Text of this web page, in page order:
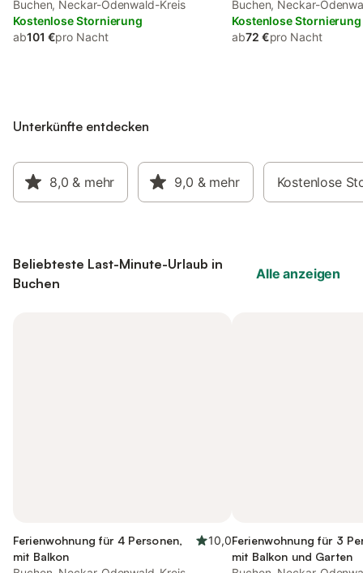
Buchen, Neckar-Odenwald-Kreis
Kostenlose Stornierung
ab101 €pro Nacht
Buchen, Neckar-
Kostenlose Stornierung
ab72 €pro Nacht
Unterkünfte entdecken
8,0 & mehr 9,0 & mehr Kostenlose
Beliebteste Last-Minute-Urlaub in
Buchen
Alle anzeigen
Ferienwohnung für 4 Personen,
mit Balkon
10,0Ferienwohnung für 3
mit Balkon und Garten